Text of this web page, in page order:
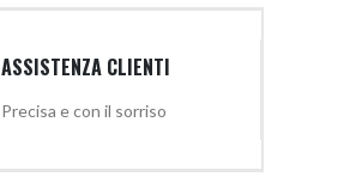
ASSISTENZA CLIENTI
Precisa e con il sorriso